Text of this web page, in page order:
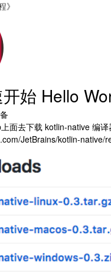
》
始 Hello
面去下载 kotlin-native 编
JetBrains/kotlin-native/